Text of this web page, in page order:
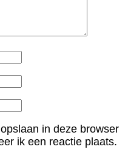
in deze browser
ik een reactie plaats.